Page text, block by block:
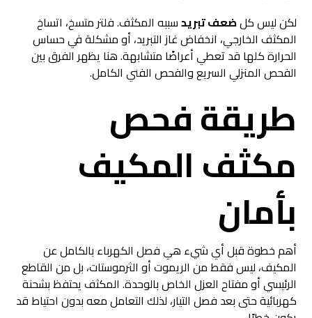
لكن ليس كلضعف تبريدسببه المكثف. فلتر متسخ، اتساخ
المكثف الخارجي، انخفاض غاز التبريد، أو مشكلة في حساس
الحرارة كلها قد تعطي أعراضًا متشابهة. هنا يظهر الفرق بين
الفحص المنزلي السريع والفحص الفني الكامل.
طريقة فحص
مكثف المكيف
بأمان
أهم خطوة قبل أي شيء هي فصل الكهرباء بالكامل عن
المكيف، ليس فقط من الريموت أو الثرموستات، بل من القاطع
الرئيسي أو مفتاح العزل الخاص بالوحدة. المكثف يحتفظ بشحنة
كهربائية حتى بعد فصل التيار، لذلك التعامل معه بدون احتياط قد